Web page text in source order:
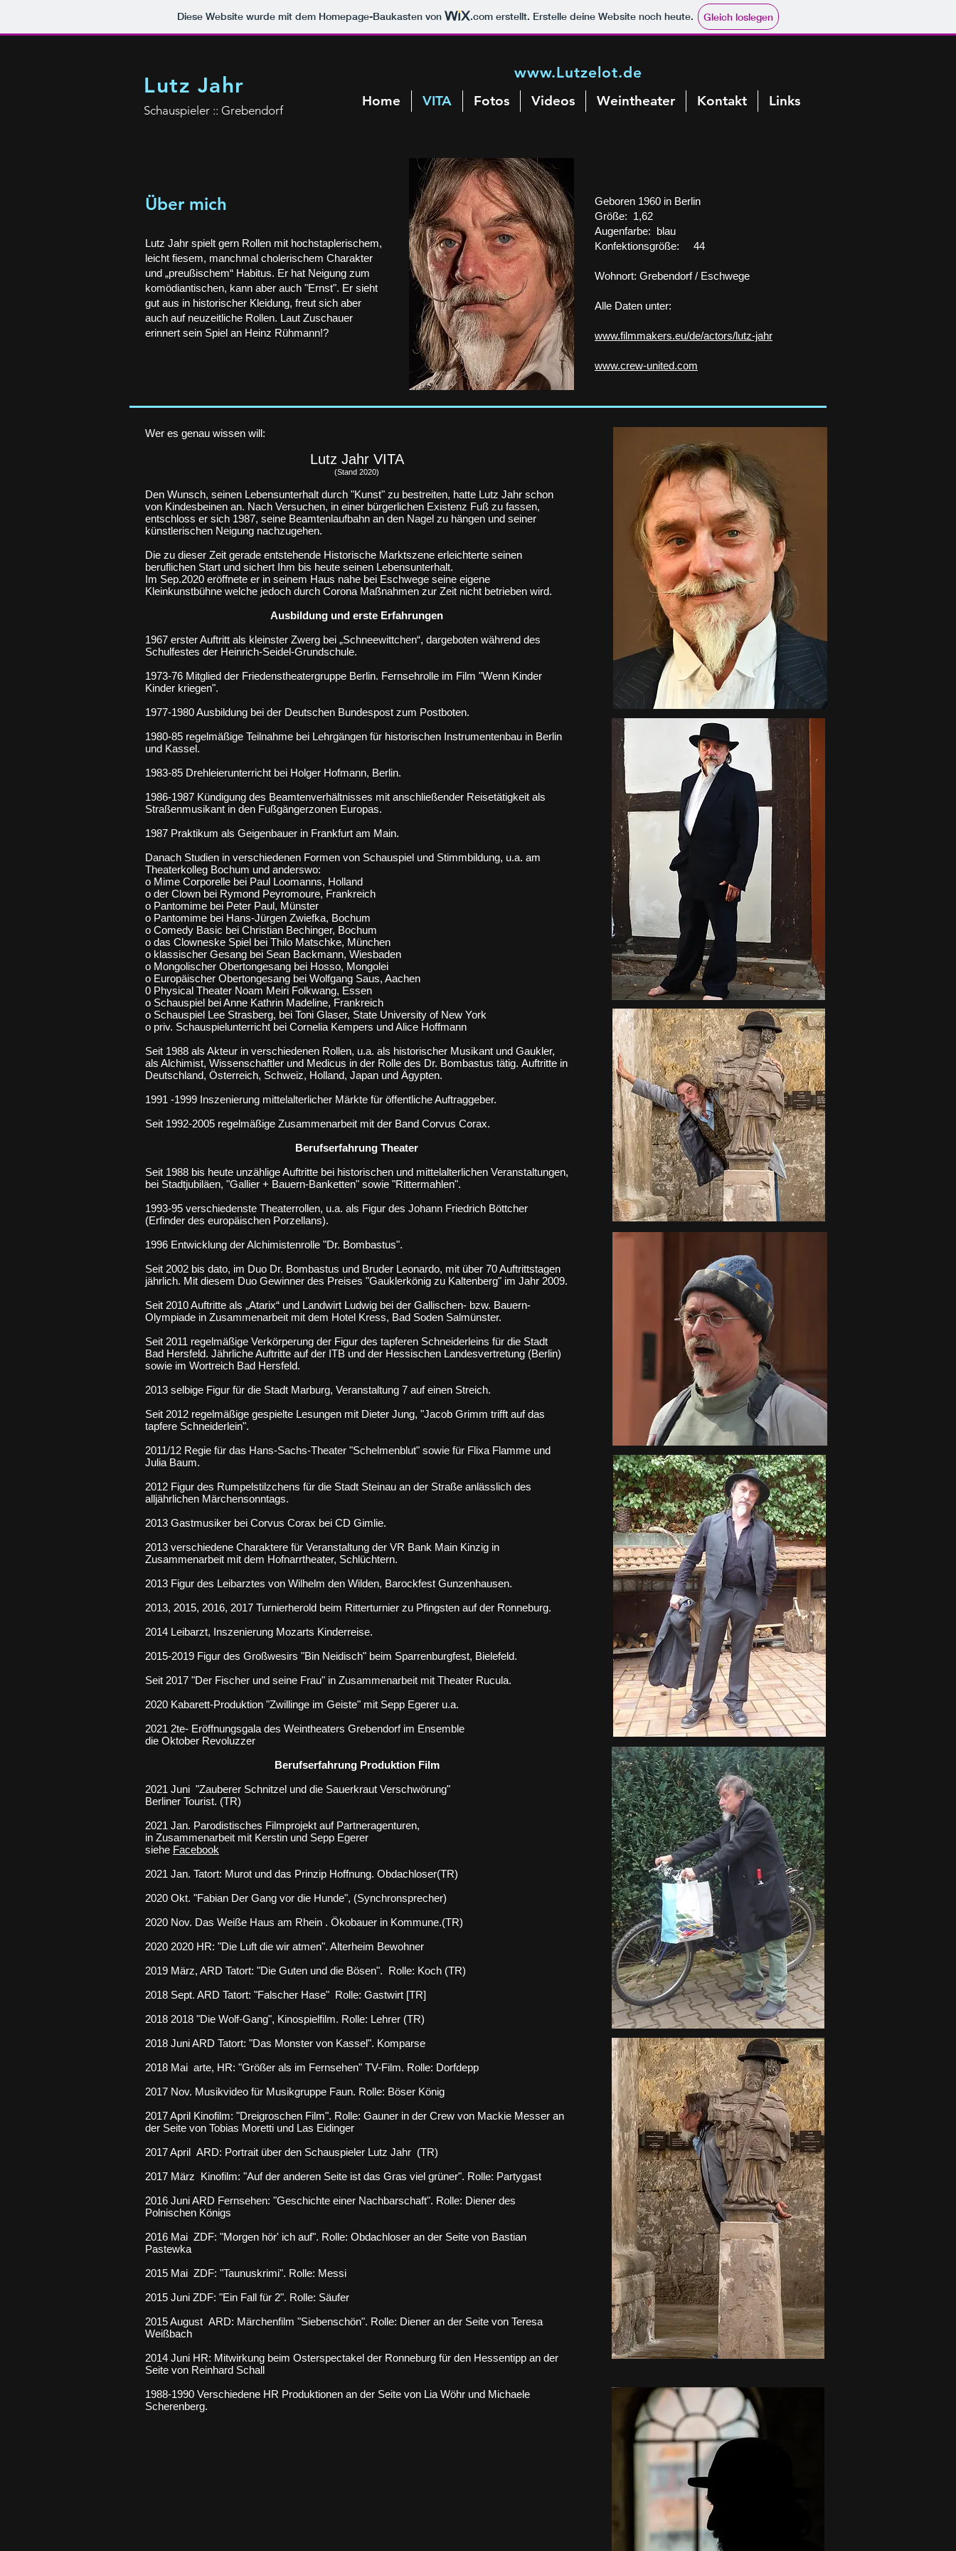
Diese Website wurde mit dem Homepage-Baukasten von .com erstellt. Erstelle deine Website noch heute. Gleich loslegen
www.Lutzelot.de
Lutz Jahr
Schauspieler :: Grebendorf
Home VITA Fotos Videos Weintheater Kontakt Links
Über mich
Lutz Jahr spielt gern Rollen mit hochstaplerischem,
leicht fiesem, manchmal cholerischem Charakter
und „preußischem“ Habitus. Er hat Neigung zum
komödiantischen, kann aber auch "Ernst". Er sieht
gut aus in historischer Kleidung, freut sich aber
auch auf neuzeitliche Rollen. Laut Zuschauer
erinnert sein Spiel an Heinz Rühmann!?
Geboren 1960 in Berlin
Größe: 1,62
Augenfarbe: blau
Konfektionsgröße: 44
Wohnort: Grebendorf / Eschwege​
Alle Daten unter:
www.filmmakers.eu/de/actors/lutz-jahr
www.crew-united.com
Wer es genau wissen will:
Lutz Jahr VITA
(Stand 2020)
Den Wunsch, seinen Lebensunterhalt durch "Kunst" zu bestreiten, hatte Lutz Jahr schon
von Kindesbeinen an. Nach Versuchen, in einer bürgerlichen Existenz Fuß zu fassen,
entschloss er sich 1987, seine Beamtenlaufbahn an den Nagel zu hängen und seiner
künstlerischen Neigung nachzugehen.
Die zu dieser Zeit gerade entstehende Historische Marktszene erleichterte seinen
beruflichen Start und sichert Ihm bis heute seinen Lebensunterhalt.
Im Sep.2020 eröffnete er in seinem Haus nahe bei Eschwege seine eigene
Kleinkunstbühne welche jedoch durch Corona Maßnahmen zur Zeit nicht betrieben wird.
Ausbildung und erste Erfahrungen
1967 erster Auftritt als kleinster Zwerg bei „Schneewittchen“, dargeboten während des
Schulfestes der Heinrich-Seidel-Grundschule.
1973-76 Mitglied der Friedenstheatergruppe Berlin. Fernsehrolle im Film "Wenn Kinder
Kinder kriegen".
1977-1980 Ausbildung bei der Deutschen Bundespost zum Postboten.
1980-85 regelmäßige Teilnahme bei Lehrgängen für historischen Instrumentenbau in Berlin
und Kassel.
1983-85 Drehleierunterricht bei Holger Hofmann, Berlin.
1986-1987 Kündigung des Beamtenverhältnisses mit anschließender Reisetätigkeit als
Straßenmusikant in den Fußgängerzonen Europas.
1987 Praktikum als Geigenbauer in Frankfurt am Main.
Danach Studien in verschiedenen Formen von Schauspiel und Stimmbildung, u.a. am
Theaterkolleg Bochum und anderswo:
o Mime Corporelle bei Paul Loomanns, Holland
o der Clown bei Rymond Peyromoure, Frankreich
o Pantomime bei Peter Paul, Münster
o Pantomime bei Hans-Jürgen Zwiefka, Bochum
o Comedy Basic bei Christian Bechinger, Bochum
o das Clowneske Spiel bei Thilo Matschke, München
o klassischer Gesang bei Sean Backmann, Wiesbaden
o Mongolischer Obertongesang bei Hosso, Mongolei
o Europäischer Obertongesang bei Wolfgang Saus, Aachen
0 Physical Theater Noam Meiri Folkwang, Essen
o Schauspiel bei Anne Kathrin Madeline, Frankreich
o Schauspiel Lee Strasberg, bei Toni Glaser, State University of New York
o priv. Schauspielunterricht bei Cornelia Kempers und Alice Hoffmann
Seit 1988 als Akteur in verschiedenen Rollen, u.a. als historischer Musikant und Gaukler,
als Alchimist, Wissenschaftler und Medicus in der Rolle des Dr. Bombastus tätig. Auftritte in
Deutschland, Österreich, Schweiz, Holland, Japan und Ägypten.
1991 -1999 Inszenierung mittelalterlicher Märkte für öffentliche Auftraggeber.
Seit 1992-2005 regelmäßige Zusammenarbeit mit der Band Corvus Corax.
Berufserfahrung Theater
Seit 1988 bis heute unzählige Auftritte bei historischen und mittelalterlichen Veranstaltungen,
bei Stadtjubiläen, "Gallier + Bauern-Banketten" sowie "Rittermahlen".
1993-95 verschiedenste Theaterrollen, u.a. als Figur des Johann Friedrich Böttcher
(Erfinder des europäischen Porzellans).
1996 Entwicklung der Alchimistenrolle "Dr. Bombastus".
Seit 2002 bis dato, im Duo Dr. Bombastus und Bruder Leonardo, mit über 70 Auftrittstagen
jährlich. Mit diesem Duo Gewinner des Preises "Gauklerkönig zu Kaltenberg" im Jahr 2009.
Seit 2010 Auftritte als „Atarix“ und Landwirt Ludwig bei der Gallischen- bzw. Bauern-
Olympiade in Zusammenarbeit mit dem Hotel Kress, Bad Soden Salmünster.
Seit 2011 regelmäßige Verkörperung der Figur des tapferen Schneiderleins für die Stadt
Bad Hersfeld. Jährliche Auftritte auf der ITB und der Hessischen Landesvertretung (Berlin)
sowie im Wortreich Bad Hersfeld.
2013 selbige Figur für die Stadt Marburg, Veranstaltung 7 auf einen Streich.
Seit 2012 regelmäßige gespielte Lesungen mit Dieter Jung, "Jacob Grimm trifft auf das
tapfere Schneiderlein".
2011/12 Regie für das Hans-Sachs-Theater "Schelmenblut" sowie für Flixa Flamme und
Julia Baum.
2012 Figur des Rumpelstilzchens für die Stadt Steinau an der Straße anlässlich des
alljährlichen Märchensonntags.
2013 Gastmusiker bei Corvus Corax bei CD Gimlie.
2013 verschiedene Charaktere für Veranstaltung der VR Bank Main Kinzig in
Zusammenarbeit mit dem Hofnarrtheater, Schlüchtern.
2013 Figur des Leibarztes von Wilhelm den Wilden, Barockfest Gunzenhausen.
2013, 2015, 2016, 2017 Turnierherold beim Ritterturnier zu Pfingsten auf der Ronneburg.
2014 Leibarzt, Inszenierung Mozarts Kinderreise.
2015-2019 Figur des Großwesirs "Bin Neidisch" beim Sparrenburgfest, Bielefeld.
Seit 2017 "Der Fischer und seine Frau" in Zusammenarbeit mit Theater Rucula.
2020 Kabarett-Produktion "Zwillinge im Geiste" mit Sepp Egerer u.a.
2021 2te- Eröffnungsgala des Weintheaters Grebendorf im Ensemble
die Oktober Revoluzzer
Berufserfahrung Produktion Film
2021 Juni "Zauberer Schnitzel und die Sauerkraut Verschwörung"
Berliner Tourist. (TR)​
2021 Jan. Parodistisches Filmprojekt auf Partneragenturen,
in Zusammenarbeit mit Kerstin und Sepp Egerer
siehe Facebook
2021 Jan. Tatort: Murot und das Prinzip Hoffnung. Obdachloser(TR)
2020 Okt. "Fabian Der Gang vor die Hunde", (Synchronsprecher)
2020 Nov. Das Weiße Haus am Rhein . Ökobauer in Kommune.(TR)
2020 2020 HR: "Die Luft die wir atmen". Alterheim Bewohner
2019 März, ARD Tatort: "Die Guten und die Bösen". Rolle: Koch (TR)
2018 Sept. ARD Tatort: "Falscher Hase" Rolle: Gastwirt [TR]
2018 2018 "Die Wolf-Gang", Kinospielfilm. Rolle: Lehrer (TR)
2018 Juni ARD Tatort: "Das Monster von Kassel". Komparse
2018 Mai arte, HR: "Größer als im Fernsehen" TV-Film. Rolle: Dorfdepp
2017 Nov. Musikvideo für Musikgruppe Faun. Rolle: Böser König
2017 April Kinofilm: "Dreigroschen Film". Rolle: Gauner in der Crew von Mackie Messer an
der Seite von Tobias Moretti und Las Eidinger
2017 April ARD: Portrait über den Schauspieler Lutz Jahr (TR)
2017 März Kinofilm: "Auf der anderen Seite ist das Gras viel grüner". Rolle: Partygast
2016 Juni ARD Fernsehen: "Geschichte einer Nachbarschaft". Rolle: Diener des
Polnischen Königs
2016 Mai ZDF: "Morgen hör' ich auf". Rolle: Obdachloser an der Seite von Bastian
Pastewka
2015 Mai ZDF: "Taunuskrimi". Rolle: Messi
2015 Juni ZDF: "Ein Fall für 2". Rolle: Säufer
2015 August ARD: Märchenfilm "Siebenschön". Rolle: Diener an der Seite von Teresa
Weißbach
2014 Juni HR: Mitwirkung beim Osterspectakel der Ronneburg für den Hessentipp an der
Seite von Reinhard Schall
1988-1990 Verschiedene HR Produktionen an der Seite von Lia Wöhr und Michaele
Scherenberg.